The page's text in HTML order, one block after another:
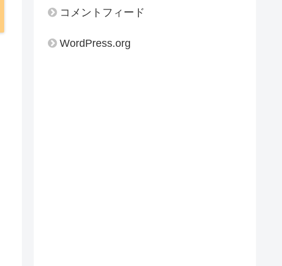
コメントフィード
WordPress.org